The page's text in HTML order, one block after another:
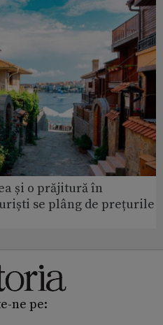
și o prăjitură în
se plâng de prețurile
ne pe: